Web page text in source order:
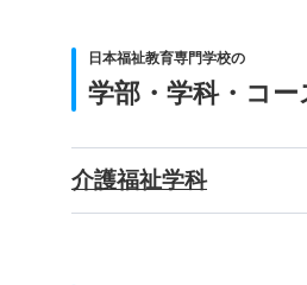
日本福祉教育専門学校の
学部・学科・コー
介護福祉学科